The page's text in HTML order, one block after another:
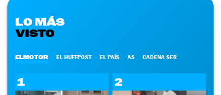
LO MÁS
VISTO
ELMOTOR EL HUFFPOST EL PAÍS AS CADENA SER
1 2